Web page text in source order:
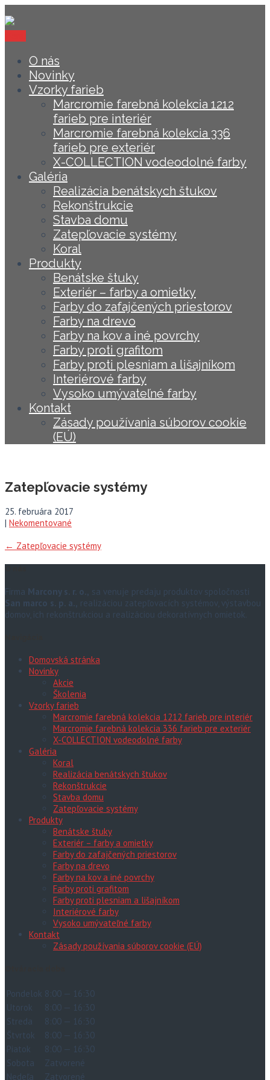
O nás
Novinky
Vzorky farieb
Marcromie farebná kolekcia 1212
farieb pre interiér
Marcromie farebná kolekcia 336
farieb pre exteriér
X-COLLECTION vodeodolné farby
Galéria
Realizácia benátskych štukov
Rekonštrukcie
Stavba domu
Zatepľovacie systémy
Koral
Produkty
Benátske štuky
Exteriér – farby a omietky
Farby do zafajčených priestorov
Farby na drevo
Farby na kov a iné povrchy
Farby proti grafitom
Farby proti plesniam a lišajníkom
Interiérové farby
Vysoko umývateľné farby
Kontakt
Zásady používania súborov cookie
(EÚ)
Zatepľovacie systémy
25. februára 2017
| Nekomentované
Post
navigation
← Zatepľovacie systémy
Firma Marcony s. r. o., sa venuje predaju produktov spoločnosti
San marco s. p. a., realizáciou zatepľovacích systémov, výstavbou
domov, ich rekonštrukciou a realizáciou dekoratívnych omietok.
Domovská stránka
Novinky
Akcie
Školenia
Vzorky farieb
Marcromie farebná kolekcia 1212 farieb pre interiér
Marcromie farebná kolekcia 336 farieb pre exteriér
X-COLLECTION vodeodolné farby
Galéria
Koral
Realizácia benátskych štukov
Rekonštrukcie
Stavba domu
Zatepľovacie systémy
Produkty
Benátske štuky
Exteriér – farby a omietky
Farby do zafajčených priestorov
Farby na drevo
Farby na kov a iné povrchy
Farby proti grafitom
Farby proti plesniam a lišajníkom
Interiérové farby
Vysoko umývateľné farby
Kontakt
Zásady používania súborov cookie (EÚ)
Pondelok 8:00 — 16:30
Utorok
8:00 — 16:30
Streda
8:00 — 16:30
Štvrtok
8:00 — 16:30
Piatok
8:00 — 16:30
Sobota
Zatvorené
Nedeľa
Zatvorené